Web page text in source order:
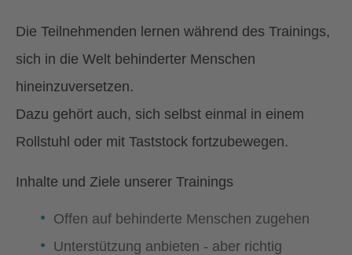
Die Teilnehmenden lernen während des Trainings,
sich in die Welt behinderter Menschen
hineinzuversetzen.
Dazu gehört auch, sich selbst einmal in einem
Rollstuhl oder mit Taststock fortzubewegen.
Inhalte und Ziele unserer Trainings
Offen auf behinderte Menschen zugehen
Unterstützung anbieten - aber richtig